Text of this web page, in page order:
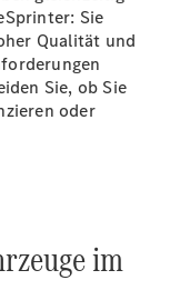
Sie
Qualität und
Sie, ob Sie
oder
im